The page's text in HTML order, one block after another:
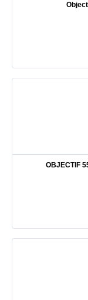
OBJECTIF